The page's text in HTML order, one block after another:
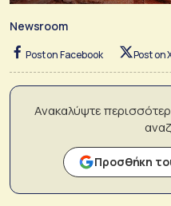
Newsroom
Post on Facebook Post on
Ανακαλύψτε
Προσθήκη